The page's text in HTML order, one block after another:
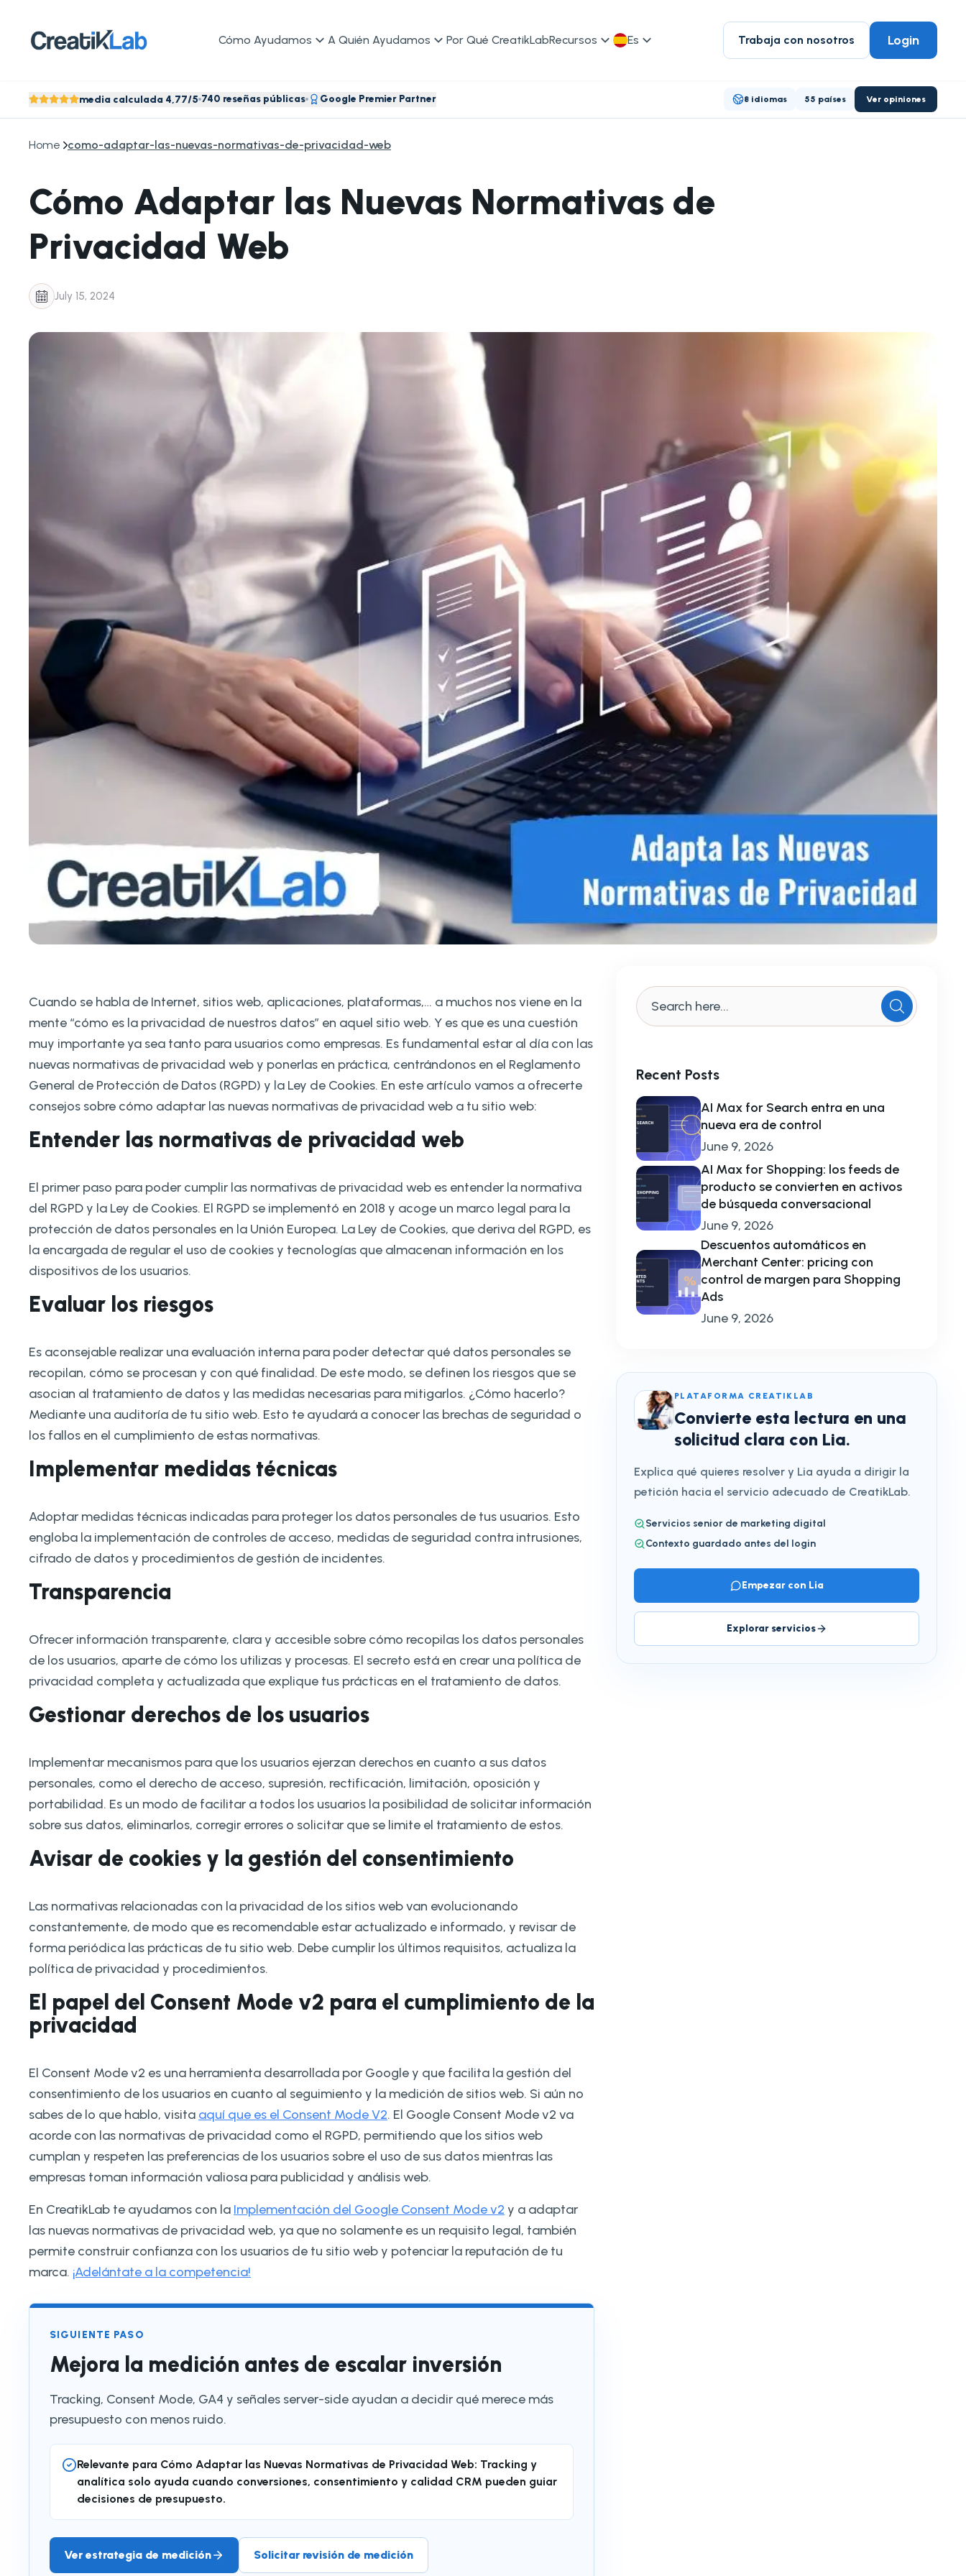
Cómo Ayudamos A Quién Ayudamos Por Qué CreatikLabRecursos Es Trabaja con nosotros Login
media calculada 4,77/5 740 reseñas públicas Google Premier Partner 8 idiomas 55 países Ver opiniones
Home como-adaptar-las-nuevas-normativas-de-privacidad-web
Cómo Adaptar las Nuevas Normativas de
Privacidad Web
July 15, 2024
Cuando se habla de Internet, sitios web, aplicaciones, plataformas,… a muchos nos viene en la
mente “cómo es la privacidad de nuestros datos” en aquel sitio web. Y es que es una cuestión
muy importante ya sea tanto para usuarios como empresas. Es fundamental estar al día con las
nuevas normativas de privacidad web y ponerlas en práctica, centrándonos en el Reglamento
General de Protección de Datos (RGPD) y la Ley de Cookies. En este artículo vamos a ofrecerte
consejos sobre cómo adaptar las nuevas normativas de privacidad web a tu sitio web:
Entender las normativas de privacidad web
El primer paso para poder cumplir las normativas de privacidad web es entender la normativa
del RGPD y la Ley de Cookies. El RGPD se implementó en 2018 y acoge un marco legal para la
protección de datos personales en la Unión Europea. La Ley de Cookies, que deriva del RGPD, es
la encargada de regular el uso de cookies y tecnologías que almacenan información en los
dispositivos de los usuarios.
Evaluar los riesgos
Es aconsejable realizar una evaluación interna para poder detectar qué datos personales se
recopilan, cómo se procesan y con qué finalidad. De este modo, se definen los riesgos que se
asocian al tratamiento de datos y las medidas necesarias para mitigarlos. ¿Cómo hacerlo?
Mediante una auditoría de tu sitio web. Esto te ayudará a conocer las brechas de seguridad o
los fallos en el cumplimiento de estas normativas.
Implementar medidas técnicas
Adoptar medidas técnicas indicadas para proteger los datos personales de tus usuarios. Esto
engloba la implementación de controles de acceso, medidas de seguridad contra intrusiones,
cifrado de datos y procedimientos de gestión de incidentes.
Transparencia
Ofrecer información transparente, clara y accesible sobre cómo recopilas los datos personales
de los usuarios, aparte de cómo los utilizas y procesas. El secreto está en crear una política de
privacidad completa y actualizada que explique tus prácticas en el tratamiento de datos.
Gestionar derechos de los usuarios
Implementar mecanismos para que los usuarios ejerzan derechos en cuanto a sus datos
personales, como el derecho de acceso, supresión, rectificación, limitación, oposición y
portabilidad. Es un modo de facilitar a todos los usuarios la posibilidad de solicitar información
sobre sus datos, eliminarlos, corregir errores o solicitar que se limite el tratamiento de estos.
Avisar de cookies y la gestión del consentimiento
Las normativas relacionadas con la privacidad de los sitios web van evolucionando
constantemente, de modo que es recomendable estar actualizado e informado, y revisar de
forma periódica las prácticas de tu sitio web. Debe cumplir los últimos requisitos, actualiza la
política de privacidad y procedimientos.
El papel del Consent Mode v2 para el cumplimiento de la
privacidad
El Consent Mode v2 es una herramienta desarrollada por Google y que facilita la gestión del
consentimiento de los usuarios en cuanto al seguimiento y la medición de sitios web. Si aún no
sabes de lo que hablo, visita aquí que es el Consent Mode V2. El Google Consent Mode v2 va
acorde con las normativas de privacidad como el RGPD, permitiendo que los sitios web
cumplan y respeten las preferencias de los usuarios sobre el uso de sus datos mientras las
empresas toman información valiosa para publicidad y análisis web.
En CreatikLab te ayudamos con la Implementación del Google Consent Mode v2 y a adaptar
las nuevas normativas de privacidad web, ya que no solamente es un requisito legal, también
permite construir confianza con los usuarios de tu sitio web y potenciar la reputación de tu
marca. ¡Adelántate a la competencia!
SIGUIENTE PASO
Mejora la medición antes de escalar inversión
Tracking, Consent Mode, GA4 y señales server-side ayudan a decidir qué merece más
presupuesto con menos ruido.
Relevante para Cómo Adaptar las Nuevas Normativas de Privacidad Web: Tracking y
analítica solo ayuda cuando conversiones, consentimiento y calidad CRM pueden guiar
decisiones de presupuesto.
Ver estrategia de medición Solicitar revisión de medición
Recent Posts
AI Max for Search entra en una
nueva era de control
June 9, 2026
AI Max for Shopping: los feeds de
producto se convierten en activos
de búsqueda conversacional
June 9, 2026
Descuentos automáticos en
Merchant Center: pricing con
control de margen para Shopping
Ads
June 9, 2026
PLATAFORMA CREATIKLAB
Convierte esta lectura en una
solicitud clara con Lia.
Explica qué quieres resolver y Lia ayuda a dirigir la
petición hacia el servicio adecuado de CreatikLab.
Servicios senior de marketing digital
Contexto guardado antes del login
Empezar con Lia
Explorar servicios